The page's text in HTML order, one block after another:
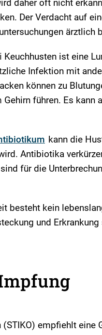
daher oft nicht
Der Verdacht auf
ärztlich
ist eine
Infektion mit
können zu
führen. Es kann
kann die
Antibiotika
für die
besteht kein
und
empfiehlt eine